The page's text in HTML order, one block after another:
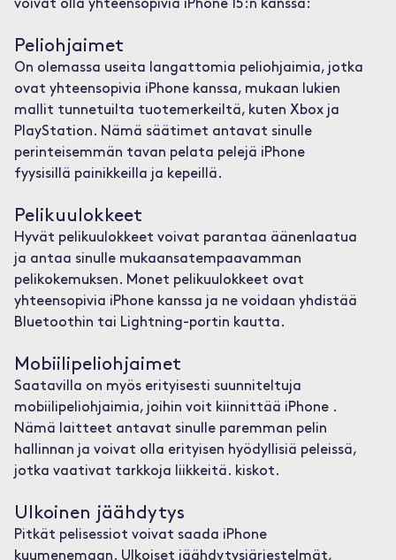
voivat olla yhteensopivia iPhone 15:n kanssa:
Peliohjaimet
On olemassa useita langattomia peliohjaimia, jotka
ovat yhteensopivia iPhone kanssa, mukaan lukien
mallit tunnetuilta tuotemerkeiltä, kuten Xbox ja
PlayStation. Nämä säätimet antavat sinulle
perinteisemmän tavan pelata pelejä iPhone
fyysisillä painikkeilla ja kepeillä.
Pelikuulokkeet
Hyvät pelikuulokkeet voivat parantaa äänenlaatua
ja antaa sinulle mukaansatempaavamman
pelikokemuksen. Monet pelikuulokkeet ovat
yhteensopivia iPhone kanssa ja ne voidaan yhdistää
Bluetoothin tai Lightning-portin kautta.
Mobiilipeliohjaimet
Saatavilla on myös erityisesti suunniteltuja
mobiilipeliohjaimia, joihin voit kiinnittää iPhone .
Nämä laitteet antavat sinulle paremman pelin
hallinnan ja voivat olla erityisen hyödyllisiä peleissä,
jotka vaativat tarkkoja liikkeitä. kiskot.
Ulkoinen jäähdytys
Pitkät pelisessiot voivat saada iPhone
kuumenemaan. Ulkoiset jäähdytysjärjestelmät,